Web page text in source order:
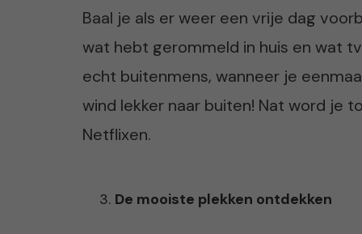
Baal je als er weer een vrije dag
wat hebt gerommeld in huis en wat
echt buitenmens, wanneer je
wind lekker naar buiten! Nat word je
Netflixen.
De mooiste plekken ontdekken